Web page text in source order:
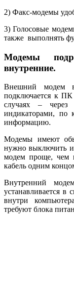
2) Факс-модемы
3) Голосовые
также выполнять
Модемы
внутренние.
Внешний модем
подключается к ПК
случаях –
индикаторами, по
информацию.
Модемы имеют
нужно выключить
модем проще, чем
кабель одним
Внутренний
устанавливается в
внутри
требуют блока